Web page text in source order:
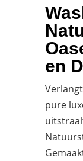
en
pure